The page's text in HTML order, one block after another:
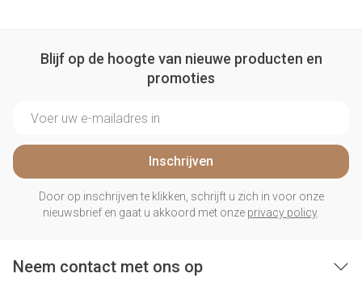
Blijf op de hoogte van nieuwe producten en
promoties
Inschrijven
Door op inschrijven te klikken, schrijft u zich in voor onze
nieuwsbrief en gaat u akkoord met onze privacy policy.
Neem contact met ons op